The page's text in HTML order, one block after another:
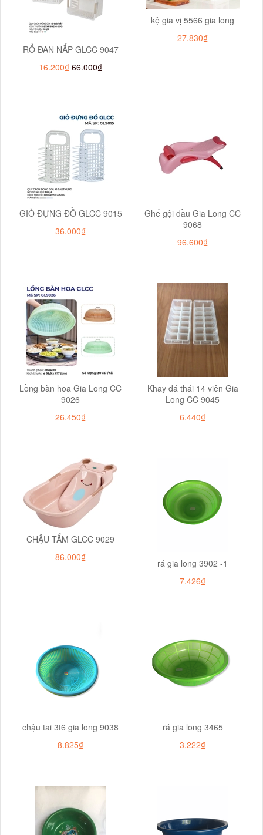
RỔ ĐAN NẮP GLCC 9047
16.200₫ 66.000₫
kệ gia vị 5566 gia long
27.830₫
GIỎ ĐỰNG ĐỒ GLCC 9015
36.000₫
Ghế gội đầu Gia Long CC
9068
96.600₫
Lồng bàn hoa Gia Long CC
9026
26.450₫
Khay đá thái 14 viên Gia
Long CC 9045
6.440₫
CHẬU TẮM GLCC 9029
86.000₫
rá gia long 3902 -1
7.426₫
chậu tai 3t6 gia long 9038
8.825₫
rá gia long 3465
3.222₫